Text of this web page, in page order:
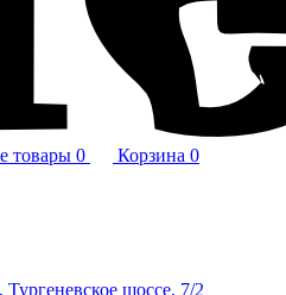
товары 0 Корзина 0
Тургеневское шоссе, 7/2